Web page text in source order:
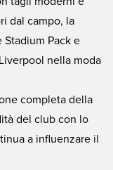
dal campo, la
Stadium Pack e
nella moda
completa della
del club con lo
a influenzare il